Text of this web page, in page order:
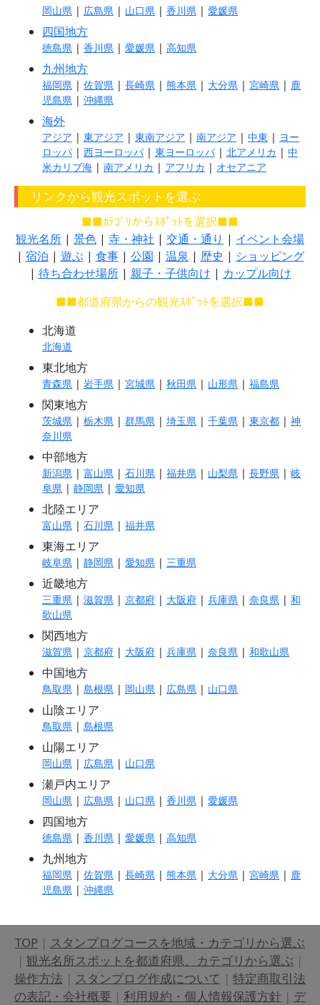
岡山県 | 広島県 | 山口県 | 香川県 | 愛媛県
四国地方
徳島県 | 香川県 | 愛媛県 | 高知県
九州地方
福岡県 | 佐賀県 | 長崎県 | 熊本県 | 大分県 | 宮崎県 | 鹿
児島県 | 沖縄県
海外
アジア | 東アジア | 東南アジア | 南アジア | 中東 | ヨー
ロッパ | 西ヨーロッパ | 東ヨーロッパ | 北アメリカ | 中
米カリブ海 | 南アメリカ | アフリカ | オセアニア
リンクから観光スポットを選ぶ
■■ｶﾃｺﾞﾘからｽﾎﾟｯﾄを選択■■
観光名所 | 景色 | 寺・神社 | 交通・通り | イベント会場
| 宿泊 | 遊ぶ| 食事| 公園 | 温泉 | 歴史 | ショッピング
| 待ち合わせ場所| 親子・子供向け | カップル向け
■■都道府県からの観光ｽﾎﾟｯﾄを選択■■
北海道
北海道
東北地方
青森県 | 岩手県 | 宮城県 | 秋田県 | 山形県 | 福島県
関東地方
茨城県 | 栃木県 | 群馬県 | 埼玉県 | 千葉県 | 東京都 | 神
奈川県
中部地方
新潟県 | 富山県 | 石川県 | 福井県 | 山梨県 | 長野県 | 岐
阜県 | 静岡県 | 愛知県
北陸エリア
富山県 | 石川県 | 福井県
東海エリア
岐阜県 | 静岡県 | 愛知県 | 三重県
近畿地方
三重県 | 滋賀県 | 京都府 | 大阪府 | 兵庫県 | 奈良県 | 和
歌山県
関西地方
滋賀県 | 京都府 | 大阪府 | 兵庫県 | 奈良県 | 和歌山県
中国地方
鳥取県 | 島根県 | 岡山県 | 広島県 | 山口県
山陰エリア
鳥取県 | 島根県
山陽エリア
岡山県 | 広島県 | 山口県
瀬戸内エリア
岡山県 | 広島県 | 山口県 | 香川県 | 愛媛県
四国地方
徳島県 | 香川県 | 愛媛県 | 高知県
九州地方
福岡県 | 佐賀県 | 長崎県 | 熊本県 | 大分県 | 宮崎県 | 鹿
児島県 | 沖縄県
TOP | スタンプログコースを地域・カテゴリから選ぶ
| 観光名所スポットを都道府県、カテゴリから選ぶ |
操作方法 | スタンプログ作成について | 特定商取引法
の表記・会社概要 | 利用規約・個人情報保護方針 | デ